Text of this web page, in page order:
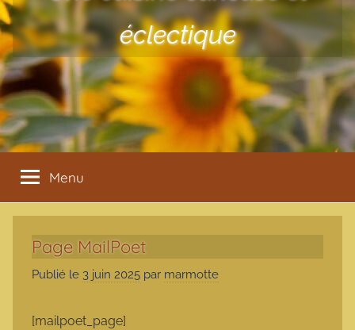
éclectique
Menu
Page MailPoet
Publié le 3 juin 2025 par marmotte
[mailpoet_page]